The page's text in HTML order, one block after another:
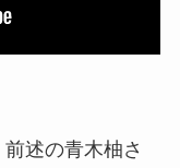
述の青木柚さ